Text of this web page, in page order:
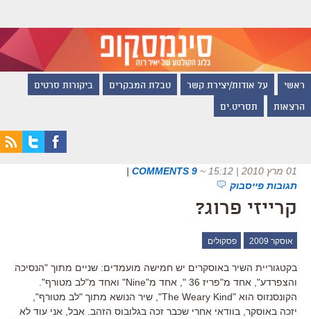
ראשי על אודות/יצירת קשר טבלת המבקרים ביקורות סרטים
הרצאות תסריט.ים
01 מרץ 2010 | 15:12 ~
9 COMMENTS
|
תגובות פייסבוק
קרייזי פרוג?
אוסקר 2009 פסקולים
בקטגוריית השיר באוסקרים יש חמישה מועמדים: שניים מתוך "הנסיכה
והצפרדע", אחד מ"פריז 36 ", אחד מ"Nine" ואחד מ"לב מטורף".
הקונסנזוס הוא "The Weary Kind", שיר הנושא מתוך "לב מטורף",
יזכה באוסקר, בוודאי אחרי שכבר זכה בגלובוס הזהב. אבל, אני עוד לא